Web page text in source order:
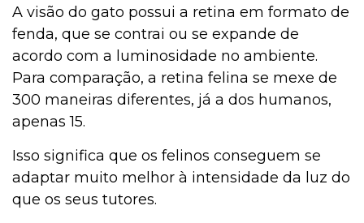
A visão do gato possui a retina em formato de
fenda, que se contrai ou se expande de
acordo com a luminosidade no ambiente.
Para comparação, a retina felina se mexe de
300 maneiras diferentes, já a dos humanos,
apenas 15.
Isso significa que os felinos conseguem se
adaptar muito melhor à intensidade da luz do
que os seus tutores.